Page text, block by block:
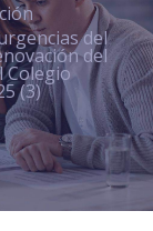
del
del
Colegio
(3)